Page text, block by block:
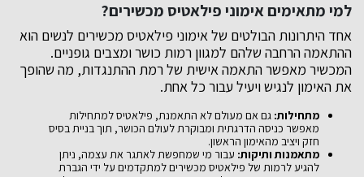
למי מתאימים אימוני פילאטיס מכשירים?
אחד היתרונות הבולטים של אימוני פילאטיס מכשירים לנשים הוא
ההתאמה הרחבה שלהם למגוון רמות כושר ומצבים גופניים.
המכשיר מאפשר התאמה אישית של רמת ההתנגדות, מה שהופך
את האימון לנגיש ויעיל עבור כל אחת.
מתחילות: גם אם מעולם לא התאמנת, פילאטיס למתחילות
מאפשר כניסה הדרגתית ומבוקרת לעולם הכושר, תוך בניית בסיס
חזק ויציב מהאימון הראשון.
מתאמנות ותיקות: עבור מי שמחפשת לאתגר את עצמה, ניתן
להגיע לרמות של פילאטיס מכשירים למתקדמים על ידי הגברת